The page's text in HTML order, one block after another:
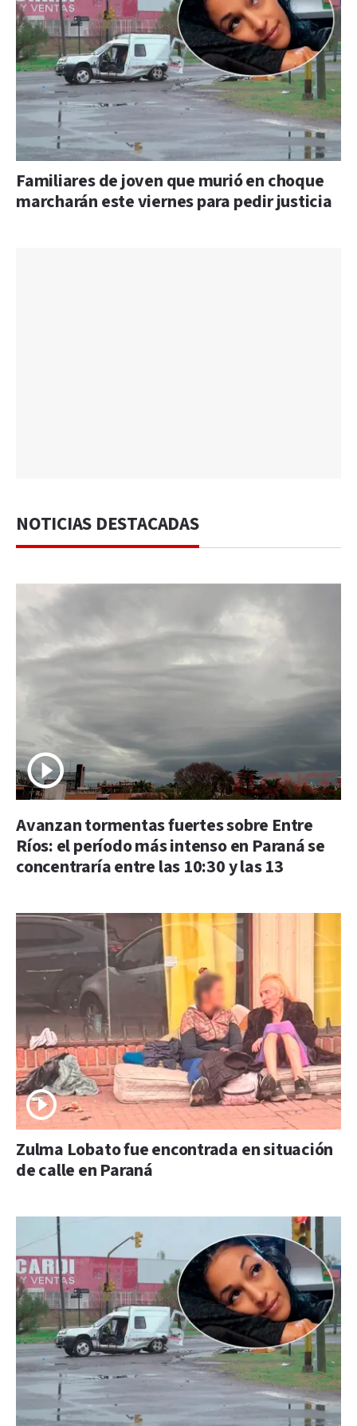
Familiares de joven que murió en choque
marcharán este viernes para pedir justicia
NOTICIAS DESTACADAS
Avanzan tormentas fuertes sobre Entre
Ríos: el período más intenso en Paraná se
concentraría entre las 10:30 y las 13
Zulma Lobato fue encontrada en situación
de calle en Paraná